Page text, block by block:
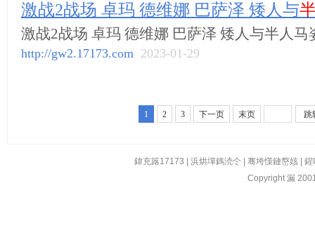
激战2战场 卓玛 德维娜 巴萨泽 矮人与
激战2战场 卓玛 德维娜 巴萨泽 矮人与半人马
http://gw2.17173.com 2023-01-29
1 2 3 下一页 末页 跳
鍏充簬17173 |浜烘墠鎷涜仒 |骞垮憡鏈嶅姟 |鍟
Copyright 漏